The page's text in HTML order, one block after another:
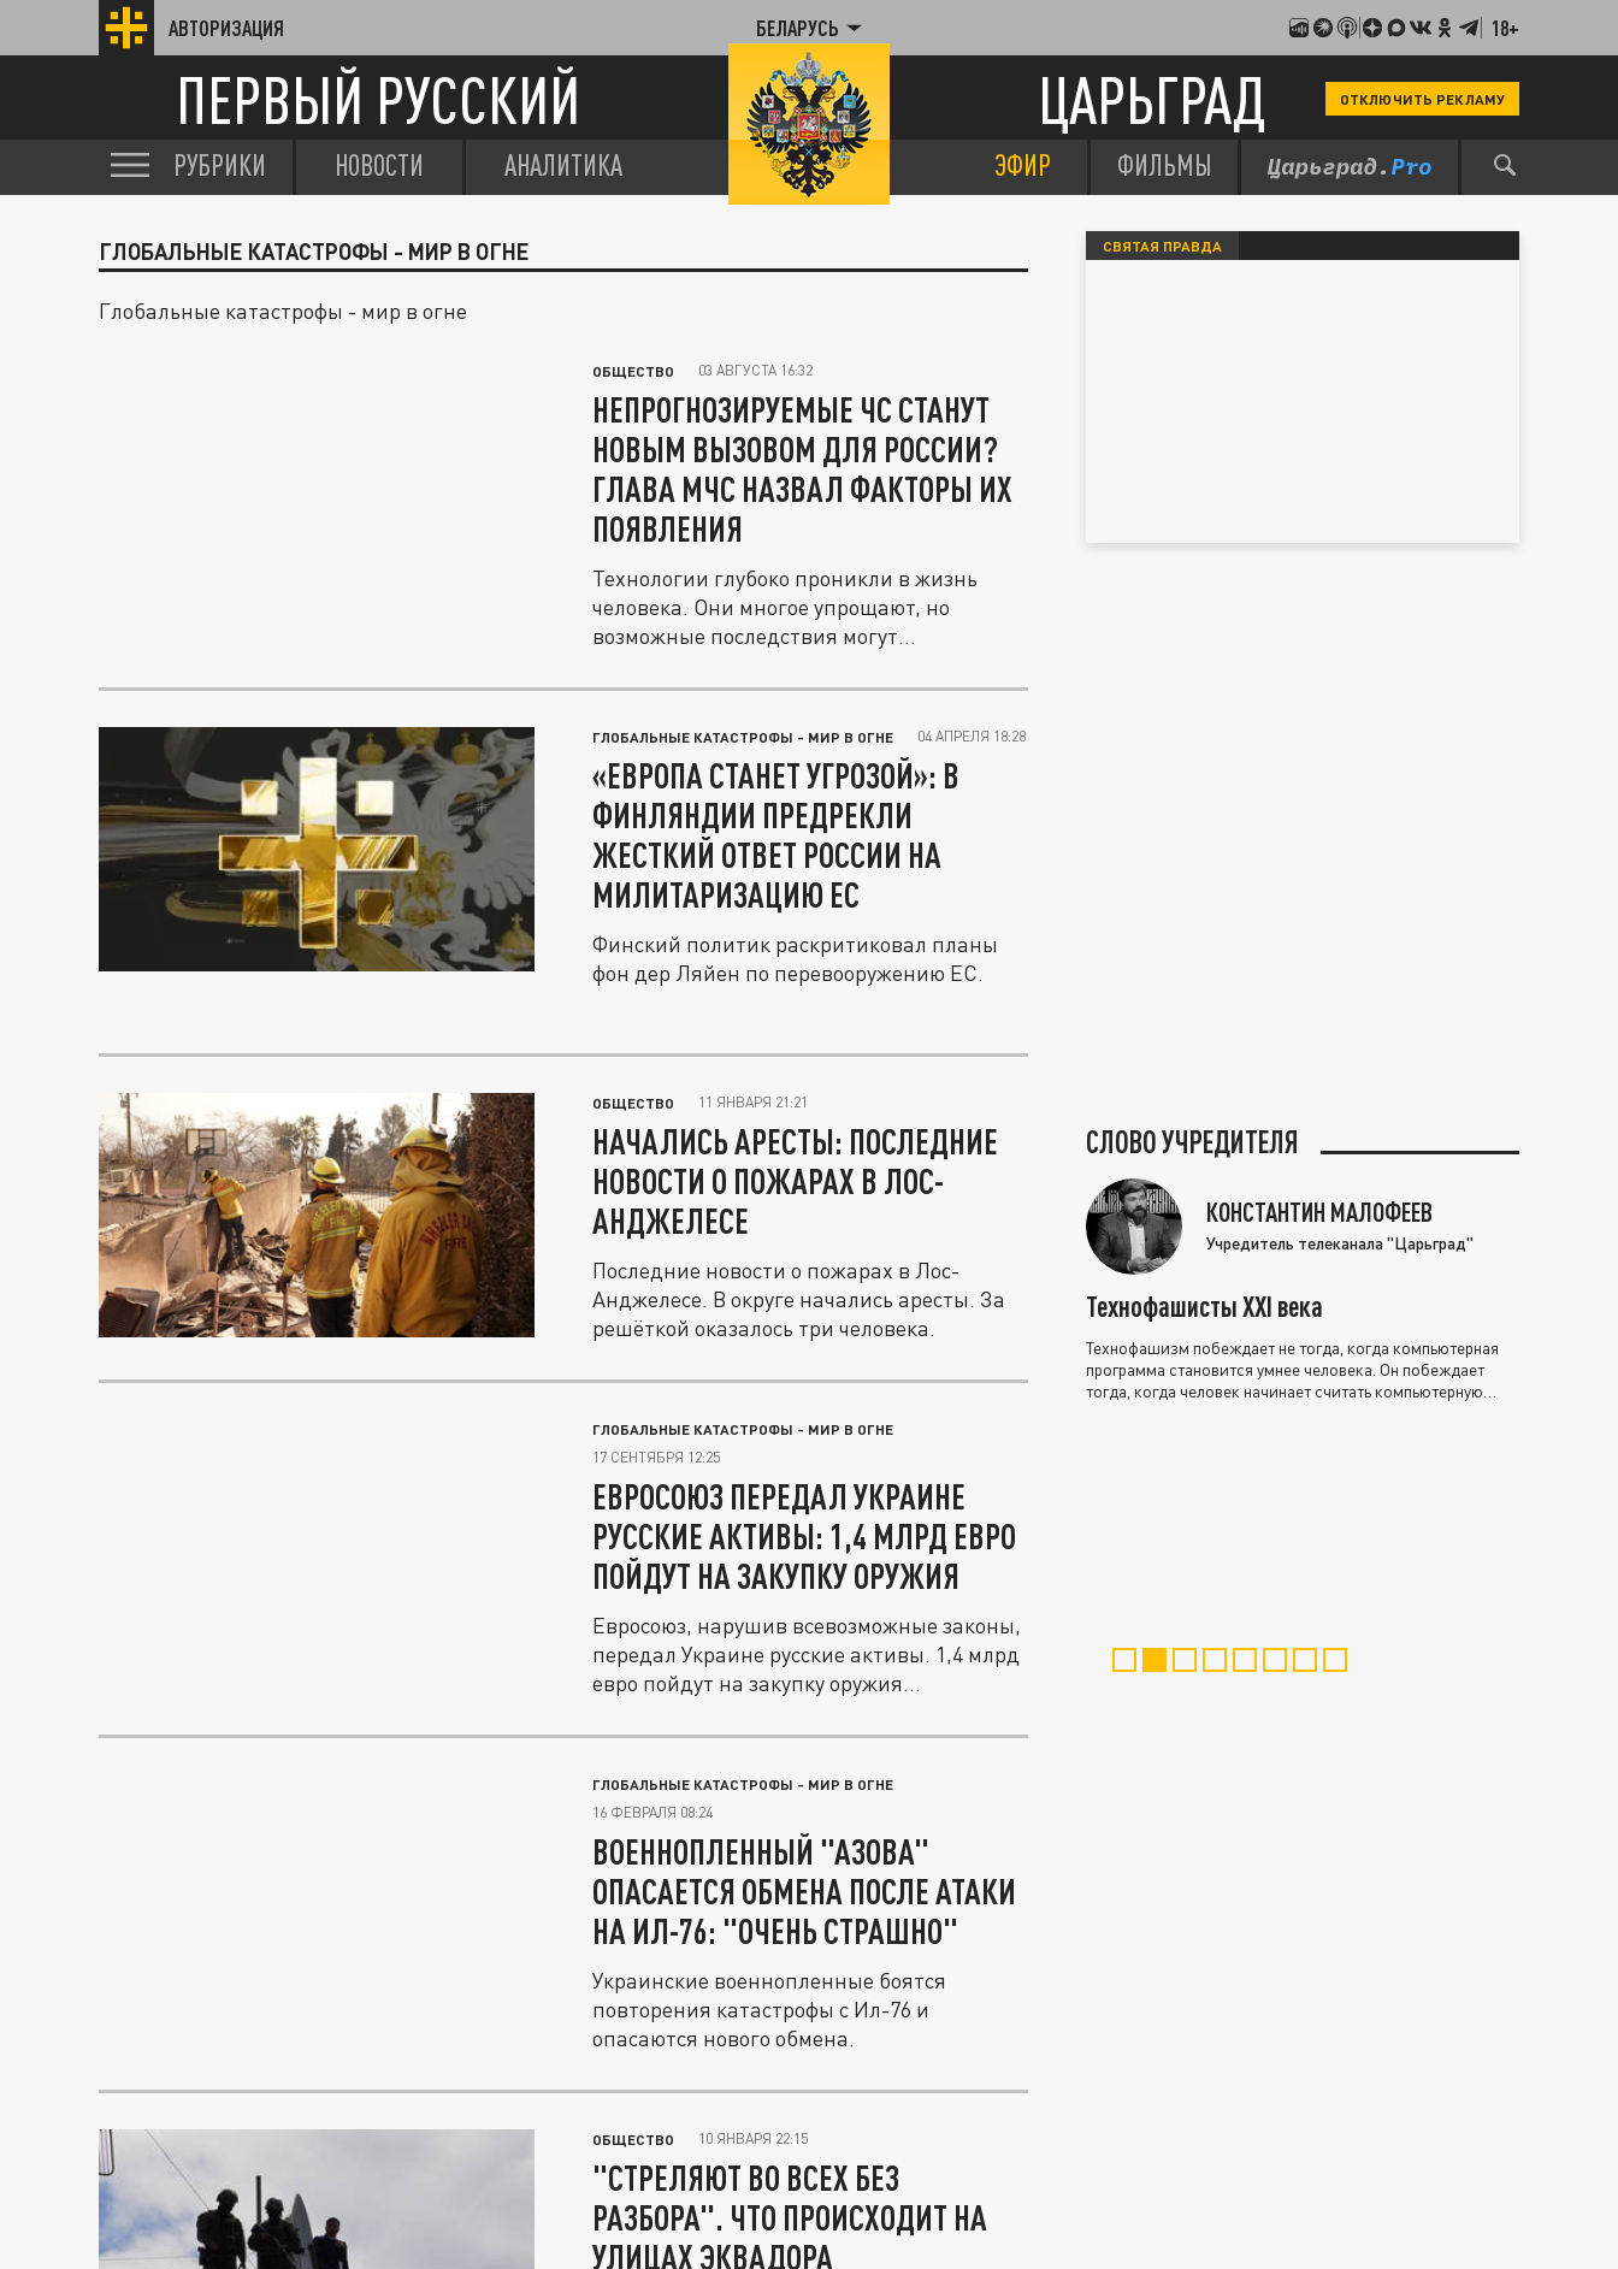
АВТОРИЗАЦИЯ БЕЛАРУСЬ 18+
ПЕРВЫЙ РУССКИЙ ЦАРЬГРАД ОТКЛЮЧИТЬ РЕКЛАМУ
РУБРИКИ НОВОСТИ АНАЛИТИКА ЭФИР ФИЛЬМЫ
ГЛОБАЛЬНЫЕ КАТАСТРОФЫ - МИР В ОГНЕ
Глобальные катастрофы - мир в огне
ОБЩЕСТВО 03 АВГУСТА 16:32
НЕПРОГНОЗИРУЕМЫЕ ЧС СТАНУТ
НОВЫМ ВЫЗОВОМ ДЛЯ РОССИИ?
ГЛАВА МЧС НАЗВАЛ ФАКТОРЫ ИХ
ПОЯВЛЕНИЯ
Технологии глубоко проникли в жизнь
человека. Они многое упрощают, но
возможные последствия могут
ГЛОБАЛЬНЫЕ КАТАСТРОФЫ - МИР В ОГНЕ 04 АПРЕЛЯ 18:28
«ЕВРОПА СТАНЕТ УГРОЗОЙ»: В
ФИНЛЯНДИИ ПРЕДРЕКЛИ
ЖЕСТКИЙ ОТВЕТ РОССИИ НА
МИЛИТАРИЗАЦИЮ ЕС
Финский политик раскритиковал планы
фон дер Ляйен по перевооружению ЕС.
ОБЩЕСТВО 11 ЯНВАРЯ 21:21
НАЧАЛИСЬ АРЕСТЫ: ПОСЛЕДНИЕ
НОВОСТИ О ПОЖАРАХ В ЛОС-
АНДЖЕЛЕСЕ
Последние новости о пожарах в Лос-
Анджелесе. В округе начались аресты. За
решёткой оказалось три человека.
ГЛОБАЛЬНЫЕ КАТАСТРОФЫ - МИР В ОГНЕ
17 СЕНТЯБРЯ 12:25
ЕВРОСОЮЗ ПЕРЕДАЛ УКРАИНЕ
РУССКИЕ АКТИВЫ: 1,4 МЛРД ЕВРО
ПОЙДУТ НА ЗАКУПКУ ОРУЖИЯ
Евросоюз, нарушив всевозможные законы,
передал Украине русские активы. 1,4 млрд
евро пойдут на закупку оружия...
ГЛОБАЛЬНЫЕ КАТАСТРОФЫ - МИР В ОГНЕ
16 ФЕВРАЛЯ 08:24
ВОЕННОПЛЕННЫЙ "АЗОВА"
ОПАСАЕТСЯ ОБМЕНА ПОСЛЕ АТАКИ
НА ИЛ-76: "ОЧЕНЬ СТРАШНО"
Украинские военнопленные боятся
повторения катастрофы с Ил-76 и
опасаются нового обмена.
ОБЩЕСТВО 10 ЯНВАРЯ 22:15
"СТРЕЛЯЮТ ВО ВСЕХ БЕЗ
РАЗБОРА". ЧТО ПРОИСХОДИТ НА
УЛИЦАХ ЭКВАДОРА
СВЯТАЯ ПРАВДА
СЛОВО УЧРЕДИТЕЛЯ
КОНСТАНТИН МАЛОФЕЕВ
Учредитель телеканала "Царьград"
Технофашисты XXI века
Технофашизм побеждает не тогда, когда компьютерная
программа становится умнее человека. Он побеждает
тогда, когда человек начинает считать компьютерную